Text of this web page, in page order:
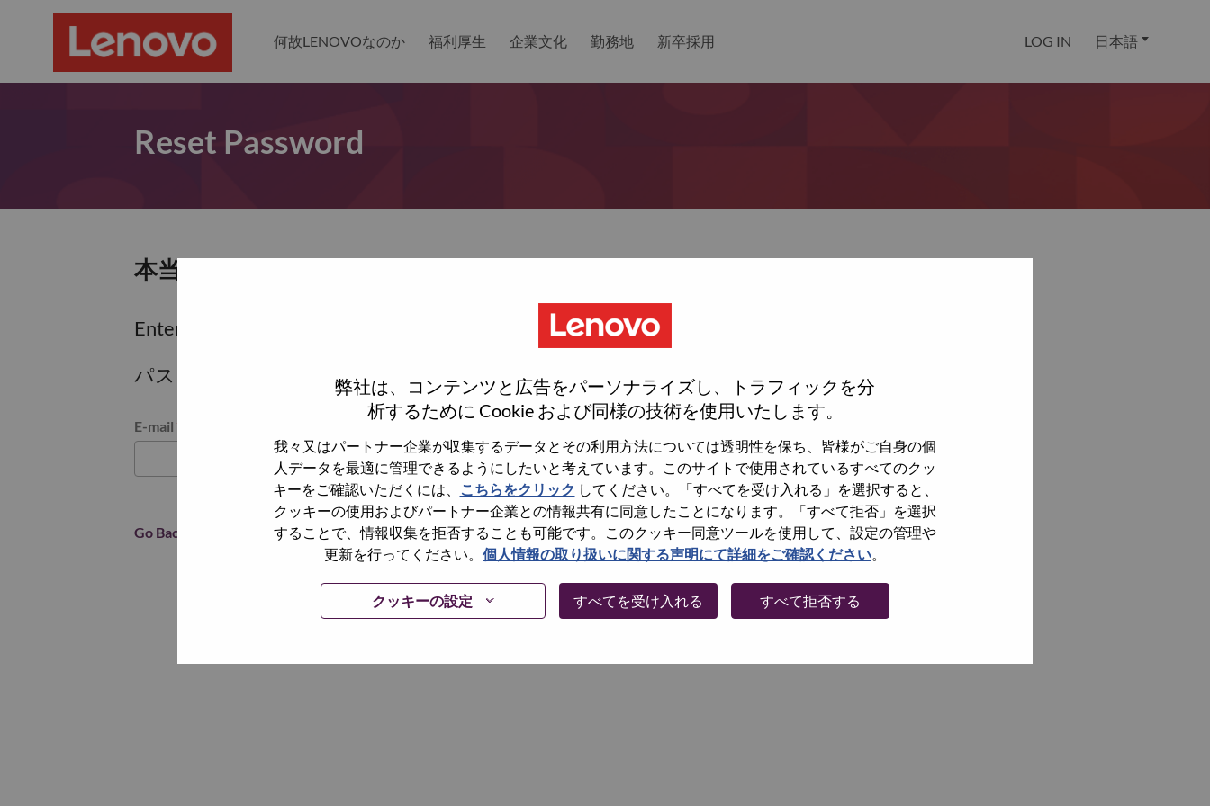
弊社は、コンテンツと広告をパーソナライズし、トラフィックを分
析するために Cookie および同様の技術を使用いたします。
我々又はパートナー企業が収集するデータとその利用方法については透明性を保ち、皆様がご自身の個
人データを最適に管理できるようにしたいと考えています。このサイトで使用されているすべてのクッ
キーをご確認いただくには、
こちらをクリック してください。「すべてを受け入れる」を選択すると、
クッキーの使用およびパートナー企業との情報共有に同意したことになります。「すべて拒否」を選択
することで、情報収集を拒否することも可能です。このクッキー同意ツールを使用して、設定の管理や
更新を行ってください。 個人情報の取り扱いに関する声明にて詳細をご確認ください
クッキーの設定 すべてを受け入れる すべて拒否する
何故LENOVOなのか 福利厚生 企業文化 勤務地 新卒採用 LOG IN 日本語
Reset Password
本当にパスワードをリセットしますか？
Enter the email address associated with your account, then click "Continue".
パスワードをリセットするためにリンクをemailに送ります
パスワードをリセットください
E-mail
Continue
Go Back